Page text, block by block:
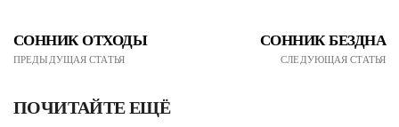
СОННИК ОТХОДЫ
ПРЕДЫДУЩАЯ СТАТЬЯ
СОННИК БЕЗДНА
СЛЕДУЮЩАЯ СТАТЬЯ
ПОЧИТАЙТЕ ЕЩЁ